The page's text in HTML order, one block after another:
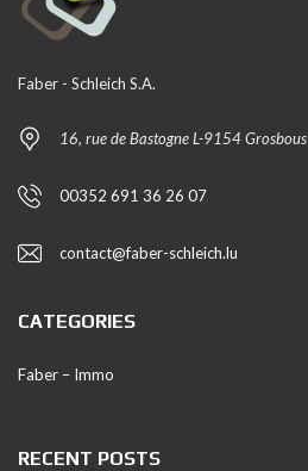
Faber - Schleich S.A.
16, rue de Bastogne L-9154 Grosbous
00352 691 36 26 07
contact@faber-schleich.lu
CATEGORIES
Faber – Immo
RECENT POSTS